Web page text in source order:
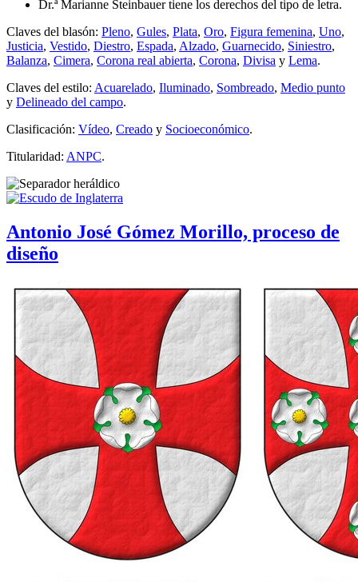
Dr.ª Marianne Steinbauer tiene los derechos del tipo de letra.
Claves del blasón: Pleno, Gules, Plata, Oro, Figura femenina, Uno,
Justicia, Vestido, Diestro, Espada, Alzado, Guarnecido, Siniestro,
Balanza, Cimera, Corona real abierta, Corona, Divisa y Lema.
Claves del estilo: Acuarelado, Iluminado, Sombreado, Medio punto
y Delineado del campo.
Clasificación: Vídeo, Creado y Socioeconómico.
Titularidad: ANPC.
Antonio José Gómez Morillo, proceso de
diseño